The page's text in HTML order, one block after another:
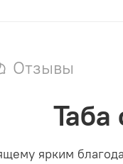
Отзывы
Таба
ярким